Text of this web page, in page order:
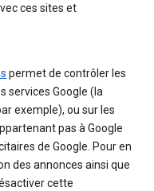
ces sites et
permet de contrôler les
services Google (la
exemple), ou sur les
pas à Google
de Google. Pour en
des annonces ainsi que
cette